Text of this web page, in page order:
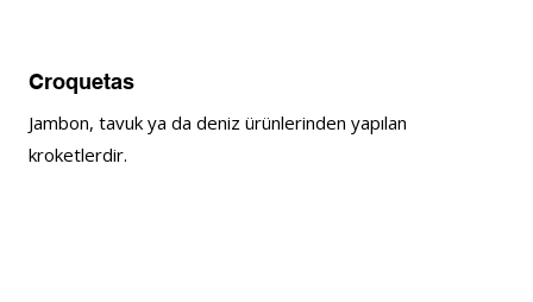
Croquetas
Jambon, tavuk ya da deniz ürünlerinden yapılan
kroketlerdir.